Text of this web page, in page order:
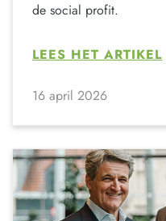
de social profit.
LEES HET ARTIKEL
16 april 2026